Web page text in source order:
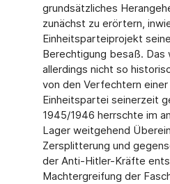
grundsätzliches
zunächst zu erörtern,
Einheitsparteiprojekt
Berechtigung besaß. Das
allerdings nicht so
von den Verfechtern
Einheitspartei seinerzeit
1945/1946 herrschte im
Lager weitgehend
Zersplitterung und
der Anti-Hitler-Kräfte
Machtergreifung der